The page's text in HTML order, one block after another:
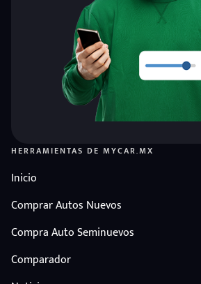
HERRAMIENTAS DE MYCAR.MX
Inicio
Comprar Autos Nuevos
Compra Auto Seminuevos
Comparador